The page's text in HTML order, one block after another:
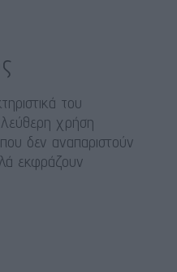
του
χρήση
δεν αναπαριστούν
εκφράζουν